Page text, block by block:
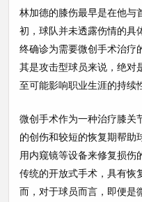
林加德的膝伤最早是在他与
初，球队并未透露伤情的具
终确诊为需要微创手术治疗
其是攻击型球员来说，绝对
至可能影响职业生涯的持续
微创手术作为一种治疗膝关
的创伤和较短的恢复期帮助
用内窥镜等设备来修复损伤
传统的开放式手术，具有恢
而，对于球员而言，即便是